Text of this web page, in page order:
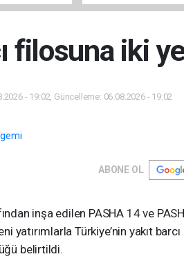
filosuna iki
- 19:02, Güncelleme: 06.08.2026 - 19:02
ABONE OL
inşa edilen PASHA 14 ve
yatırımlarla Türkiye’nin yakıt barcı
belirtildi.